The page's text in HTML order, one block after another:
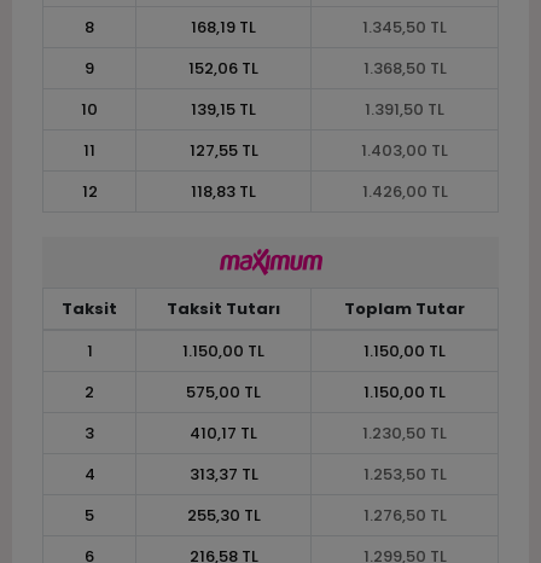
8
168,19 TL
1.345,50 TL
9
152,06 TL
1.368,50 TL
10
139,15 TL
1.391,50 TL
11
127,55 TL
1.403,00 TL
12
118,83 TL 1.426,00 TL
Taksit Taksit Tutarı
Toplam Tutar
1
1.150,00 TL
1.150,00 TL
2
575,00 TL
1.150,00 TL
3
410,17 TL
1.230,50 TL
4
313,37 TL
1.253,50 TL
5
255,30 TL
1.276,50 TL
6
216,58 TL 1.299,50 TL